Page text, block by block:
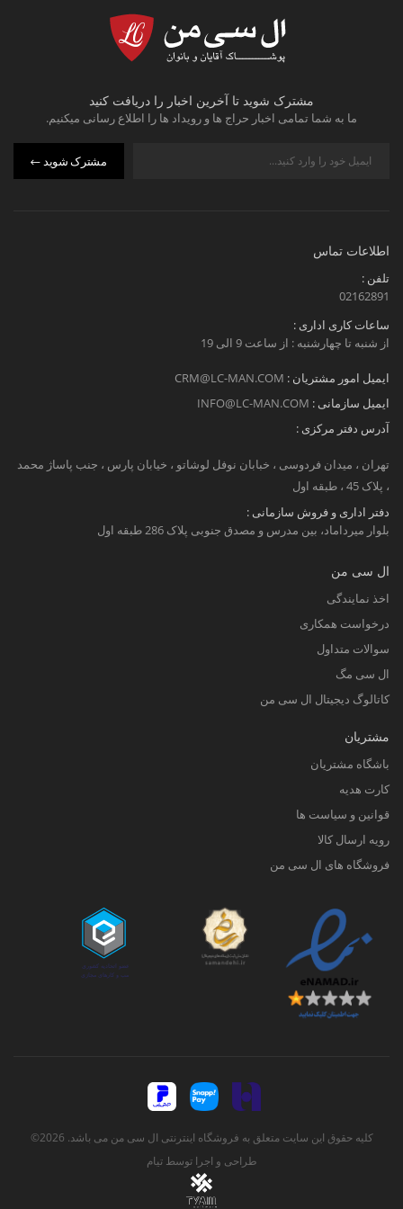
مشترک شوید تا آخرین اخبار را دریافت کنید
ما به شما تمامی اخبار حراج ها و رویداد ها را اطلاع رسانی میکنیم.
مشترک شوید
اطلاعات تماس
تلفن :
02162891
ساعات کاری اداری :
از شنبه تا چهارشنبه : از ساعت 9 الی 19
ایمیل امور مشتریان : CRM@LC-MAN.COM
ایمیل سازمانی : INFO@LC-MAN.COM
آدرس دفتر مرکزی :
تهران ، میدان فردوسی ، خبابان نوفل لوشاتو ، خیابان پارس ، جنب پاساژ محمد
، پلاک 45 ، طبقه اول
دفتر اداری و فروش سازمانی :
بلوار میرداماد، بین مدرس و مصدق جنوبی پلاک 286 طبقه اول
ال سی من
اخذ نمایندگی
درخواست همکاری
سوالات متداول
ال سی مگ
کاتالوگ دیجیتال ال سی من
مشتریان
باشگاه مشتریان
کارت هدیه
قوانین و سیاست ها
رویه ارسال کالا
فروشگاه های ال سی من
کلیه حقوق این سایت متعلق به فروشگاه اینترنتی ال سی من می باشد. 2026©
طراحی و اجرا توسطتیام